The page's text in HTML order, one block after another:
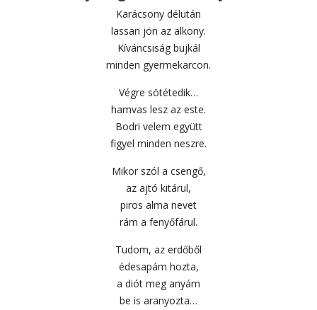
Karácsony délután
lassan jön az alkony.
Kíváncsiság bujkál
minden gyermekarcon.
Végre sötétedik…
hamvas lesz az este.
Bodri velem együtt
figyel minden neszre.
Mikor szól a csengő,
az ajtó kitárul,
piros alma nevet
rám a fenyőfárul.
Tudom, az erdőből
édesapám hozta,
a diót meg anyám
be is aranyozta…